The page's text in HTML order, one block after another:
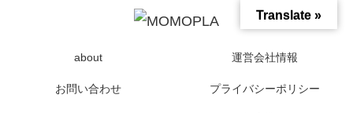
about 運営会社情報
お問い合わせ プライバシーポリシー
Translate »